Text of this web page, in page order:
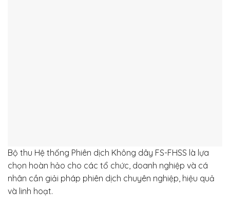
Bộ thu Hệ thống Phiên dịch Không dây FS-FHSS là lựa
chọn hoàn hảo cho các tổ chức, doanh nghiệp và cá
nhân cần giải pháp phiên dịch chuyên nghiệp, hiệu quả
và linh hoạt.